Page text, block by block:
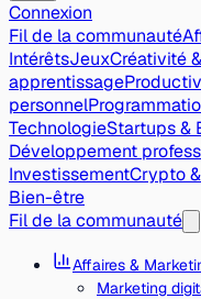
Connexion
Fil de la communauté
IntérêtsJeuxCréativité
apprentissage
personnel
TechnologieStartups &
Développement
InvestissementCrypto
Bien-être
Fil de la communauté
Affaires &
Marketing